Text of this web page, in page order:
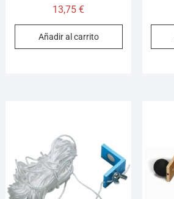
13,75€
Añadir al carrito